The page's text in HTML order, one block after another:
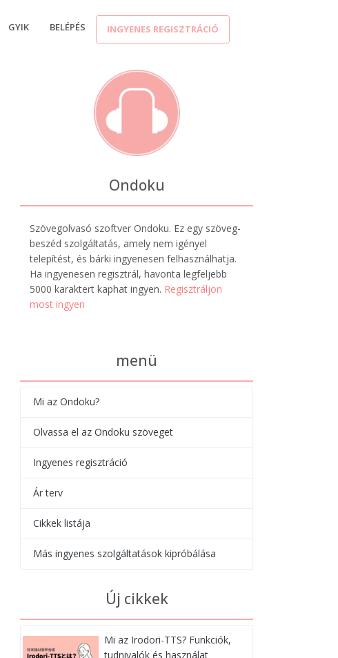
GYIK BELÉPÉS INGYENES REGISZTRÁCIÓ
Ondoku
Szövegolvasó szoftver Ondoku. Ez egy szöveg-
beszéd szolgáltatás, amely nem igényel
telepítést, és bárki ingyenesen felhasználhatja.
Ha ingyenesen regisztrál, havonta legfeljebb
5000 karaktert kaphat ingyen. Regisztráljon
most ingyen
menü
Mi az Ondoku?
Olvassa el az Ondoku szöveget
Ingyenes regisztráció
Ár terv
Cikkek listája
Más ingyenes szolgáltatások kipróbálása
Új cikkek
Mi az Irodori-TTS? Funkciók,
tudnivalók és használat